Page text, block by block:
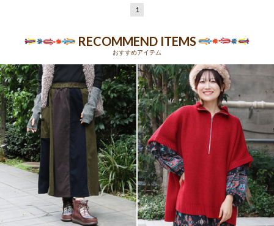
1
RECOMMEND ITEMS
おすすめアイテム